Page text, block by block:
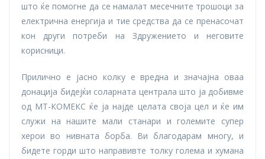
што ќе помогне да се намалат месечните трошоци за
електрична енергија и тие средства да се пренасочат
кон други потреби на Здружението и неговите
корисници.
Прилично е јасно колку е вредна и значајна оваа
донација бидејќи соларната централа што ја добивме
од МТ-КОМЕКС ќе ја најде целата своја цел и ќе им
служи на нашите мали станари и големите супер
херои во нивната борба. Ви благодарам многу, и
бидете горди што направивте толку голема и хумана